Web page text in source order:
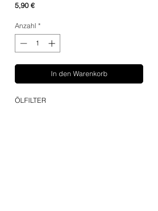
5,90 €Preis
Anzahl *
In den Warenkorb
ÖLFILTER